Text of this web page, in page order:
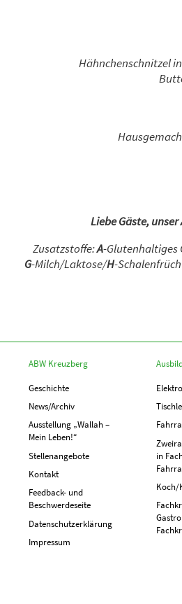
Hähnchenschnitzel
Liebe Gäste,
Zusatzstoffe:A-Glutenhaltiges
G-Milch/Laktose/H-
ABW Kreuzberg
Geschichte
News/Archiv
Ausstellung „Wallah –
Mein Leben!“
Stellenangebote
Kontakt
Feedback- und
Beschwerdeseite
Datenschutzerklärung
Impressum
in
Koch/